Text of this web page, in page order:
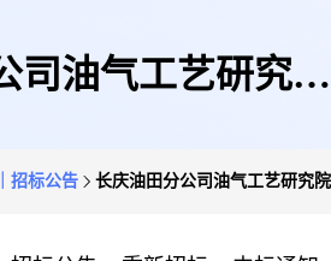
司油气工艺研究院
招标公告 长庆油田分公司油气工艺研究